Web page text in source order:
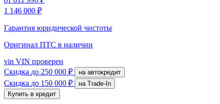
1 146 000 ₽
Гарантия юридической чистоты
Оригинал ПТС в наличии
vin VIN проверен
Скидка до 250 000 ₽ на автокредит
Скидка до 150 000 ₽
на Trade-In
Купить в кредит